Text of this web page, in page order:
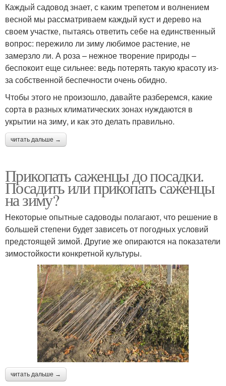
Каждый садовод знает, с каким трепетом и волнением
весной мы рассматриваем каждый куст и дерево на
своем участке, пытаясь ответить себе на единственный
вопрос: пережило ли зиму любимое растение, не
замерзло ли. А роза – нежное творение природы –
беспокоит еще сильнее: ведь потерять такую красоту из-
за собственной беспечности очень обидно.
Чтобы этого не произошло, давайте разберемся, какие
сорта в разных климатических зонах нуждаются в
укрытии на зиму, и как это делать правильно.
читать дальше →
Прикопать саженцы до посадки.
Посадить или прикопать саженцы
на зиму?
Некоторые опытные садоводы полагают, что решение в
большей степени будет зависеть от погодных условий
предстоящей зимой. Другие же опираются на показатели
зимостойкости конкретной культуры.
читать дальше →